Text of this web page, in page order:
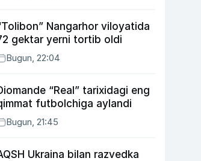
Nangarhor viloyatida
gektar yerni tortib oldi
Bugun, 22:04
“Real” tarixidagi eng
futbolchiga aylandi
Bugun, 21:45
Ukraina bilan razvedka